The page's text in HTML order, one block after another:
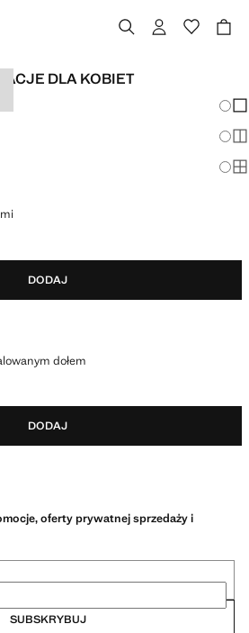
DLA KOBIET
CEKINAMI
DODAJ
dołem
Z POFALOWANYM DOŁEM
DODAJ
oferty prywatnej sprzedaży i
SUBSKRYBUJ